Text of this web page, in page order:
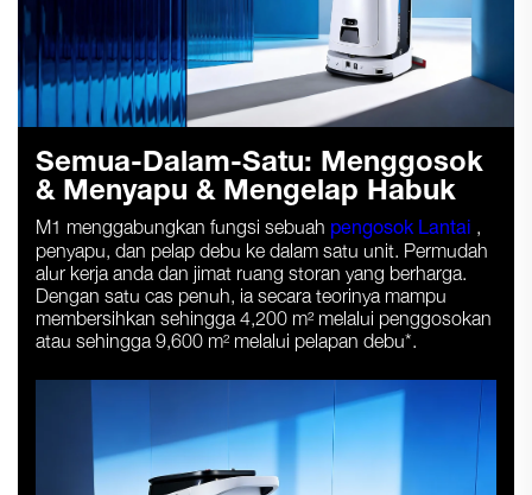
Semua-Dalam-Satu: Menggosok
& Menyapu & Mengelap Habuk
M1 menggabungkan fungsi sebuah pengosok Lantai ,
penyapu, dan pelap debu ke dalam satu unit. Permudah
alur kerja anda dan jimat ruang storan yang berharga.
Dengan satu cas penuh, ia secara teorinya mampu
membersihkan sehingga 4,200 m² melalui penggosokan
atau sehingga 9,600 m² melalui pelapan debu*.